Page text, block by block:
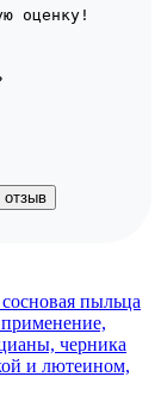
оценку!
отзыв